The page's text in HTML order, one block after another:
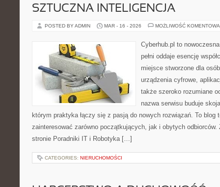
SZTUCZNA INTELIGENCJA
POSTED BY ADMIN MAR - 16 - 2026 MOŻLIWOŚĆ
Cyberhub.pl to
pełni oddaje esencję
miejsce stworzone dla
urządzenia cyfrowe,
także szeroko rozumiane
nazwa serwisu buduje
którym praktyka łączy się z pasją do nowych rozwiązań. To blog
zainteresować zarówno początkujących, jak i obytych odbiorców.
stronie Poradniki IT i Robotyka […]
CATEGORIES: NIERUCHOMOŚCI